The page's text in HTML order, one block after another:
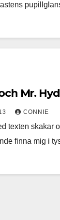
Mr.
CONNIE
texten skakar
finna mig i